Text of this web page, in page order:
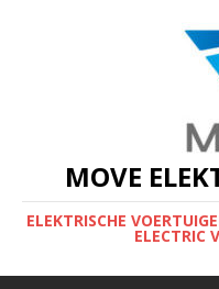
MOVE
ELEKTRISCHE
ELECTRIC